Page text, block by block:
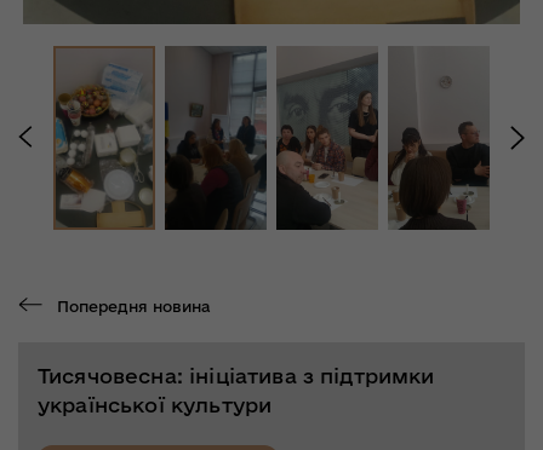
Попередня новина
Тисячовесна: ініціатива з підтримки
української культури